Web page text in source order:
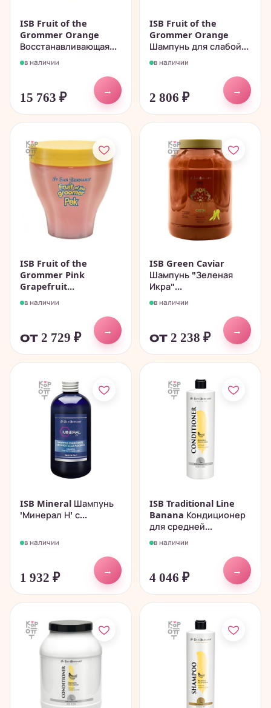
ISB Fruit of the
Grommer Orange
Восстанавливающая...
в наличии
15 763 ₽
→
ISB Fruit of the
Grommer Orange
Шампунь для слабой...
в наличии
2 806 ₽
→
ISB Fruit of the
Grommer Pink
Grapefruit...
в наличии
от 2 729 ₽
→
ISB Green Caviar
Шампунь "Зеленая
Икра"...
в наличии
от 2 238 ₽
→
ISB Mineral Шампунь
'Минерал Н' с...
в наличии
1 932 ₽
→
ISB Traditional Line
Banana Кондиционер
для средней...
в наличии
4 046 ₽
→